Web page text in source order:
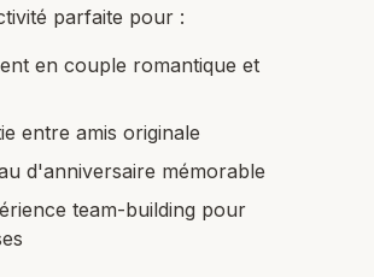
parfaite pour :
en couple romantique et
entre amis originale
d'anniversaire mémorable
team-building pour